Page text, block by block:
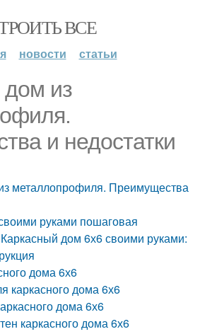
ВСЕ
новости статьи
из
и недостатки
металлопрофиля. Преимущества
руками пошаговая
дом 6х6 своими руками:
дома 6х6
каркасного дома 6х6
дома 6х6
каркасного дома 6х6